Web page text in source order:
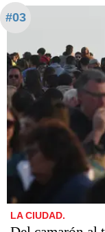
#03
LA CIUDAD.